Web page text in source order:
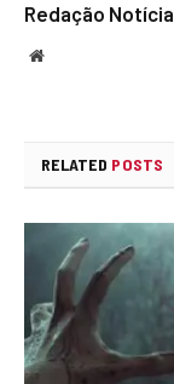
Redação
Website
RELATED POSTS